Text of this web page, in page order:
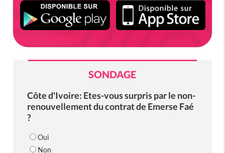
SONDAGE
Côte d'Ivoire: Etes-vous surpris par le non-
renouvellement du contrat de Emerse Faé
?
Oui
Non